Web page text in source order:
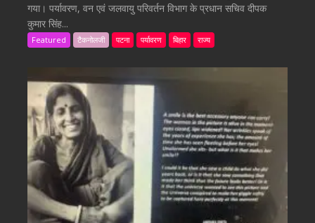
गया। पर्यावरण, वन एवं जलवायु परिवर्तन विभाग के प्रधान सचिव दीपक
कुमार सिंह...
Featured टैकनोलजी पटना पर्यावरण बिहार राज्य